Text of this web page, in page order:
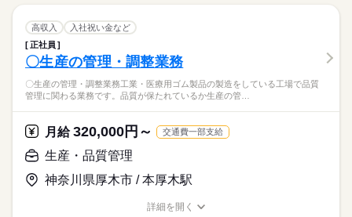
仕事の仕方 ひとりで
職場の様子 しずか
業界
▽先輩スタッフTさん/1年目 より ￣￣￣￣￣￣￣￣￣￣￣￣￣
ード感です。 応募してすぐにSMSで連絡がきて、 当日中にWE
B面接をすることができました。 急いで仕事と寮を探したいと
伝えたところ、 翌日に引っ越せる寮付きの仕事も 紹介してもら
えて有難かったです。 実際に働き始めてからは、 サポート社員
の存在に とても助けられていて。 仕事がなかなか上達せず悩ん
でいた時、 「ちょっと面談しませんか？」って 声をかけてもら
動いている」この当たり前な毎日を支えており、 ご縁のあるす
べての人が幸せになれるようにを追及している会社です。 正社
員のお仕事始めませんか？月給25万円！嬉しい賞与もございま
す◎ 残業も少なくプライベートの時間の確保も可能！ワークラ
イフバランス抜群です◎ ご自宅からの交通費は全額時給！
応募資格
【必須】
電気工事士 第二種
準中型免許以上
※習熟期間：約365日
給与 月給 250,000円～
【月収例】 月収283,480円 【交通費】 100,000円迄/月（規定あ
詳しい募集要項をすべて見る
多い年齢層 低い
男性
仕事の仕方 ひとりで みんなで
職場の様子 しずか
続きを読む
業界 メーカー関連
￣￣￣ 日総工産に応募して感動したのは、 就業決定までのスピ
職種 生産・品質管理
【正社員】電気設備に関する設計・メンテナンス業務 変電・動
力・電灯設備など建造物に施設される屋外電気設備に関わるお
仕事です。 CADを使用して設計、配電盤を確認して正しく動作
しているかチェック、何か異常あれば整備を 行います。今後技
べての人が幸せになれるようにを追及している会社です。 正社
員のお仕事始めませんか？月給25万円！嬉しい賞与もございま
す◎ 残業も少なくプライベートの時間の確保も可能！ワークラ
イフバランス抜群です◎ ご自宅からの交通費は全額時給！
応募資格
【必須】
電気工事士 第二種
高収入
入社祝い金など
正社員
〇生産の管理・調整業務
〇生産の管理・調整業務工業・医療用ゴム製品の製造をしている工場で品質
管理に関わる業務です。品質が保たれているか生産の管…
月給320,000円～ 交通費一部支給
生産・品質管理
神奈川県厚木市 / 本厚木駅
詳細を開く